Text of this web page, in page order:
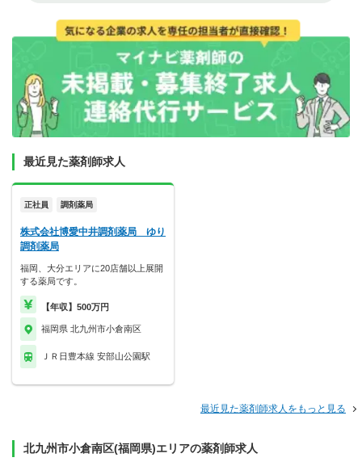
最近見た薬剤師求人
正社員 調剤薬局
株式会社博愛中井調剤薬局 ゆり
調剤薬局
福岡、大分エリアに20店舗以上展開
する薬局です。
【年収】500万円
福岡県 北九州市小倉南区
ＪＲ日豊本線 安部山公園駅
最近見た薬剤師求人をもっと見る
北九州市小倉南区(福岡県)エリアの薬剤師求人